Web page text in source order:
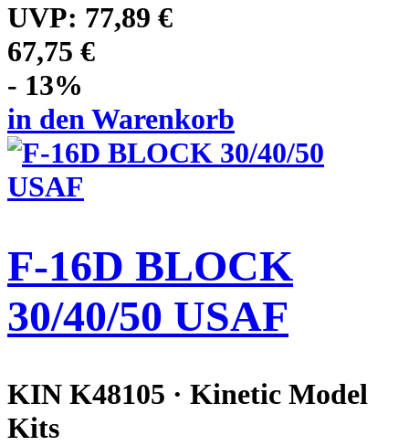
UVP: 77,89 €
67,75 €
- 13%
in den Warenkorb
F-16D BLOCK
30/40/50 USAF
KIN K48105 · Kinetic Model
Kits